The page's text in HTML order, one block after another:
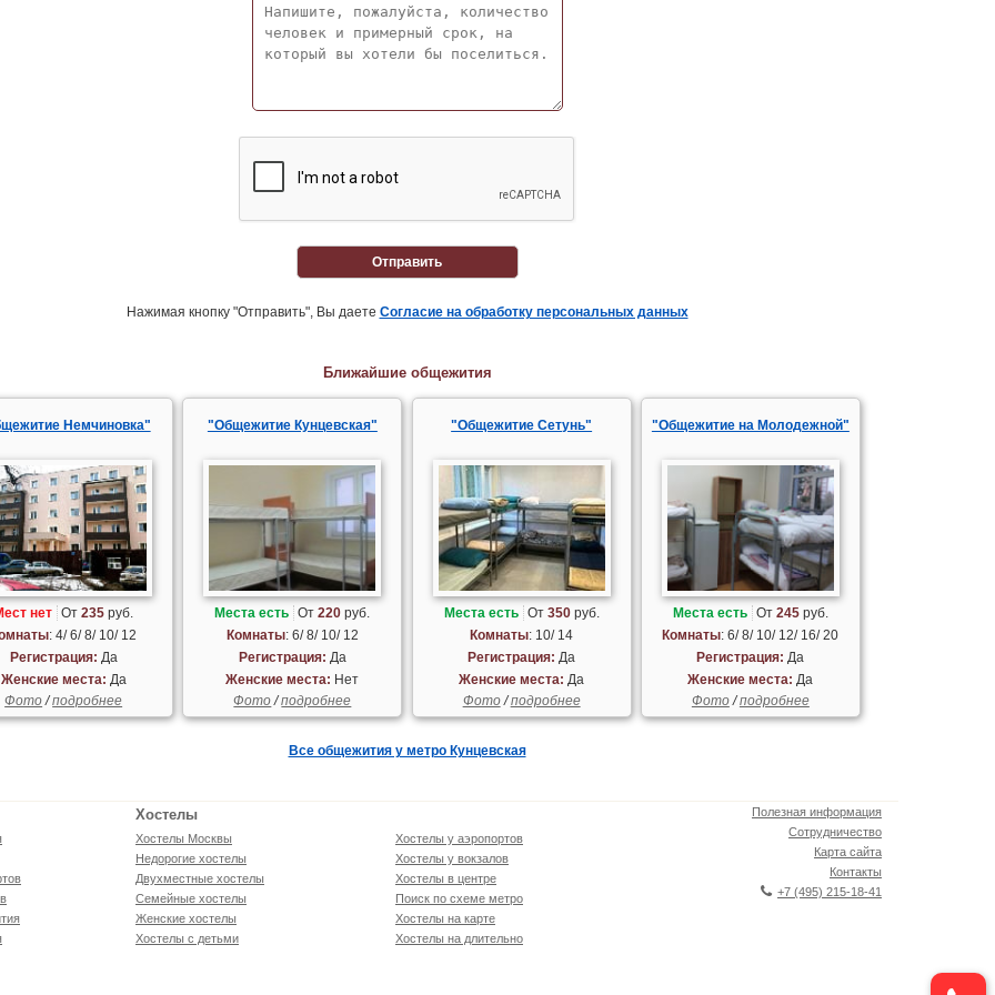
Отправить
Нажимая кнопку "Отправить", Вы даете Согласие на обработку персональных данных
Ближайшие общежития
Немчиновка"
нет От235 руб.
: 4/ 6/ 8/ 10/ 12
Регистрация: Да
Женские места: Да
Фото /подробнее
"Общежитие Кунцевская"
Места есть От220 руб.
Комнаты: 6/ 8/ 10/ 12
Регистрация: Да
Женские места: Нет
Фото /подробнее
"Общежитие Сетунь"
Места есть От 350руб.
Комнаты: 10/ 14
Регистрация: Да
Женские места: Да
Фото/подробнее
"Общежитие на Молодежной"
Места есть От 245руб.
Комнаты: 6/ 8/ 10/ 12/ 16/ 20
Регистрация: Да
Женские места: Да
Фото/подробнее
Все общежития у метро Кунцевская
Хостелы
Хостелы Москвы
Недорогие хостелы
Двухместные хостелы
Семейные хостелы
Женские хостелы
Хостелы с детьми
Хостелы у аэропортов
Хостелы у вокзалов
Хостелы в центре
Поиск по схеме метро
Хостелы на карте
Хостелы на длительно
Полезная информация
Сотрудничество
Карта сайта
Контакты
+7 (495) 215-18-41